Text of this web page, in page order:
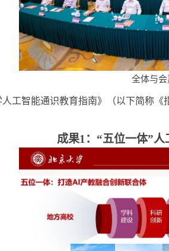
全体与
工智能通识教育指南》（以下简称
成果1：“五位一体”